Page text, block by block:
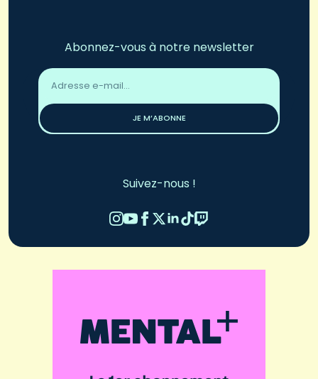
Abonnez-vous à notre newsletter
Adresse
email
JE M’ABONNE
Suivez-nous !